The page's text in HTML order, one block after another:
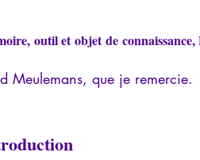
outil et objet de connaissance,
Meulemans, que je remercie.